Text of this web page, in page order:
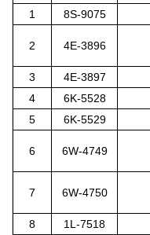
1 8S-9075
2 4E-3896
3
4E-3897
4
6K-5528
5
6K-5529
6 6W-4749
7 6W-4750
8
1L-7518